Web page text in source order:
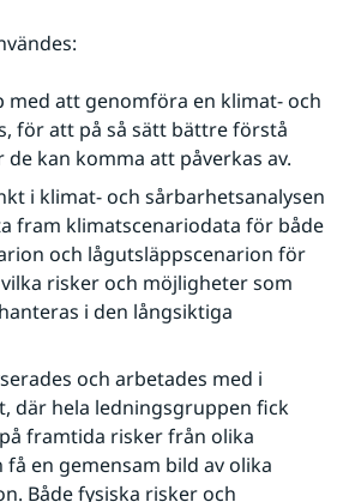
med att genomföra en klimat- och
för att på så sätt bättre förstå
kan komma att påverkas av.
i klimat- och sårbarhetsanalysen
fram klimatscenariodata för både
och lågutsläppscenarion för
risker och möjligheter som
i den långsiktiga
och arbetades med i
där hela ledningsgruppen fick
framtida risker från olika
en gemensam bild av olika
Både fysiska risker och